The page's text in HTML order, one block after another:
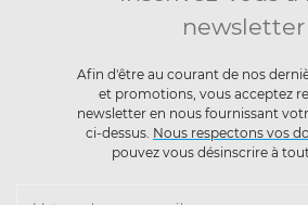
newsletter
Afin d'être au courant de nos
et promotions, vous acceptez
newsletter en nous fournissant
ci-dessus. Nous respectons vos
pouvez vous désinscrire à